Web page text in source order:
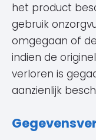
het product
gebruik
omgegaan of
indien de
verloren is
aanzienlijk